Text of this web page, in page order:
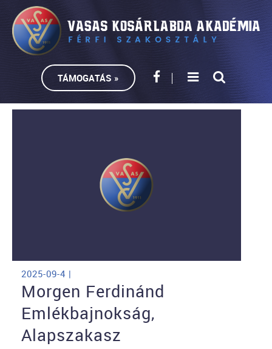
TÁMOGATÁS »
2025-09-4 |
Morgen Ferdinánd
Emlékbajnokság,
Alapszakasz